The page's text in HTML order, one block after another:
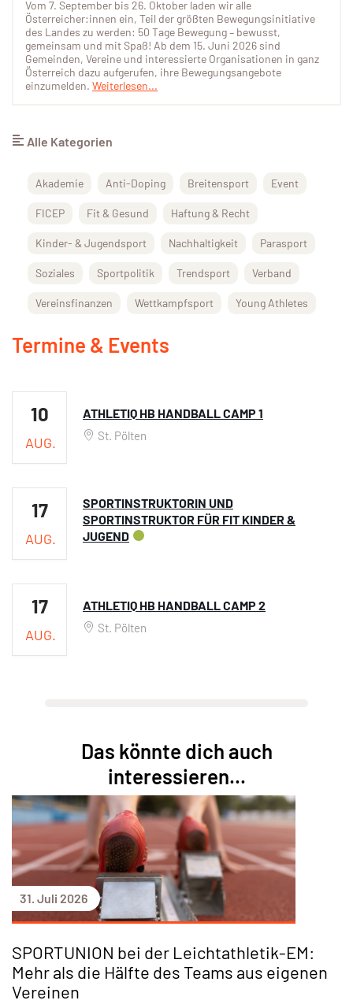
Vom 7. September bis 26. Oktober laden wir alle
Österreicher:innen ein, Teil der größten Bewegungsinitiative
des Landes zu werden: 50 Tage Bewegung – bewusst,
gemeinsam und mit Spaß! Ab dem 15. Juni 2026 sind
Gemeinden, Vereine und interessierte Organisationen in ganz
Österreich dazu aufgerufen, ihre Bewegungsangebote
einzumelden. Weiterlesen...
Alle Kategorien
Akademie Anti-Doping Breitensport Event
FICEP Fit & Gesund Haftung & Recht
Kinder- & Jugendsport Nachhaltigkeit Parasport
Soziales Sportpolitik Trendsport Verband
Vereinsfinanzen Wettkampfsport Young Athletes
Termine & Events
10
AUG.
ATHLETIQ HB HANDBALL CAMP 1
St. Pölten
17
AUG.
SPORTINSTRUKTORIN UND
SPORTINSTRUKTOR FÜR FIT KINDER &
JUGEND
17
AUG.
ATHLETIQ HB HANDBALL CAMP 2
St. Pölten
Das könnte dich auch
interessieren...
31. Juli 2026
SPORTUNION bei der Leichtathletik-EM:
Mehr als die Hälfte des Teams aus eigenen
Vereinen